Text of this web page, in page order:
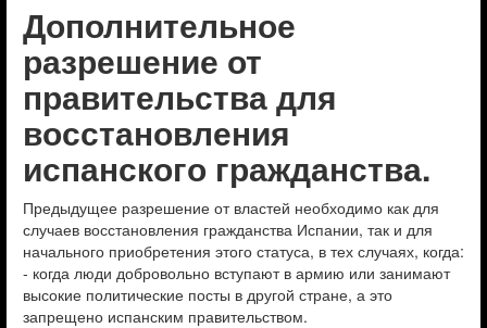
Дополнительное
разрешение от
правительства для
восстановления
испанского гражданства.
Предыдущее разрешение от властей необходимо как для
случаев восстановления гражданства Испании, так и для
начального приобретения этого статуса, в тех случаях, когда:
- когда люди добровольно вступают в армию или занимают
высокие политические посты в другой стране, а это
запрещено испанским правительством.